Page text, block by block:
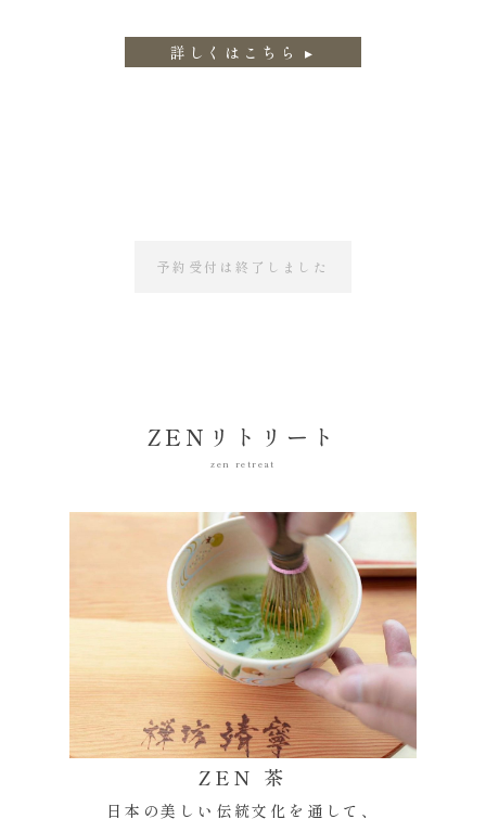
詳しくはこちら ▸
予約受付は終了しました
ZENリトリート
zen retreat
ZEN 茶
日本の美しい伝統文化を通して、